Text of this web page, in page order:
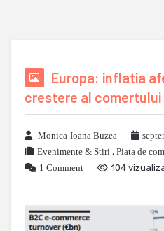
Europa: inflatia
crestere al
Monica-Ioana Buzea
Evenimente & Stiri , Piata de
1 Comment
104